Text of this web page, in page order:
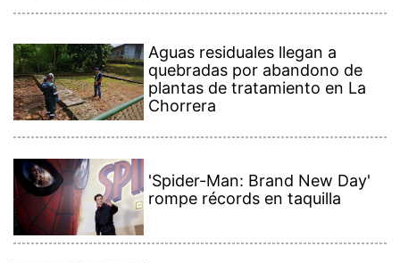
Aguas residuales llegan a
quebradas por abandono de
plantas de tratamiento en La
Chorrera
'Spider-Man: Brand New Day'
rompe récords en taquilla